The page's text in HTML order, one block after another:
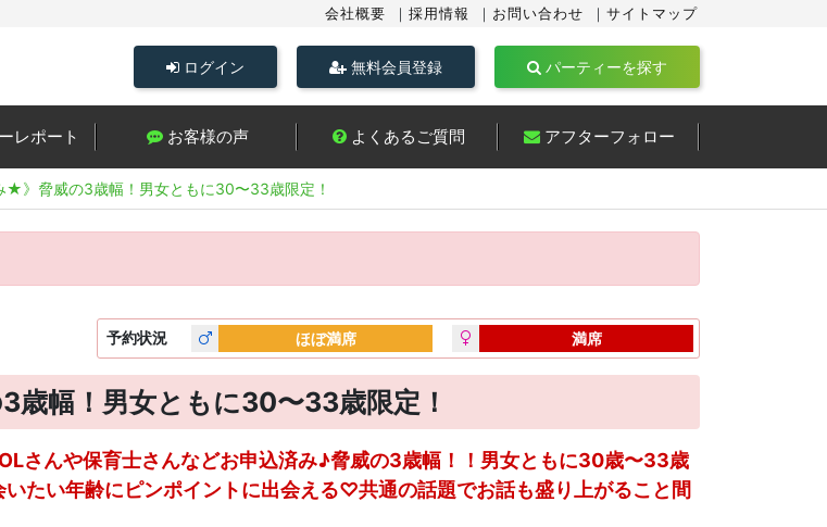
会社概要 採用情報 お問い合わせ サイトマップ
ログイン 無料会員登録 パーティーを探す
レポート お客様の声 よくあるご質問 アフターフォロー
★》脅威の3歳幅！男女ともに30〜33歳限定！
予約状況 ほぼ満席 満席
歳幅！男女ともに30〜33歳限定！
さんや保育士さんなどお申込済み♪脅威の3歳幅！！男女ともに30歳〜33歳
たい年齢にピンポイントに出会える♡共通の話題でお話も盛り上がること間